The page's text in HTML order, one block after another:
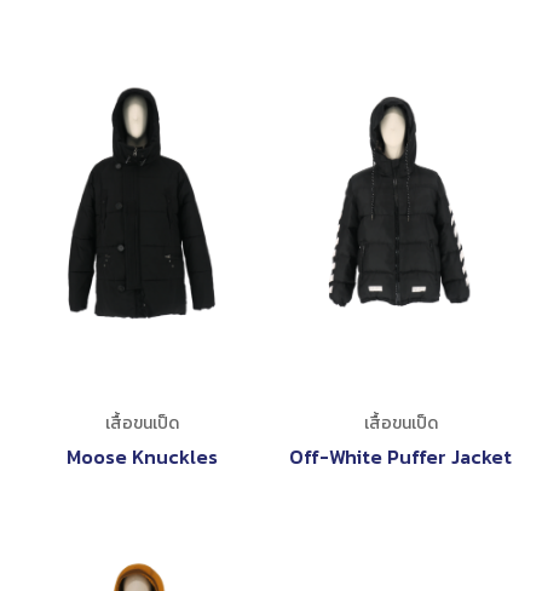
เสื้อขนเป็ด
Moose Knuckles
เสื้อขนเป็ด
Off-White Puffer Jacket